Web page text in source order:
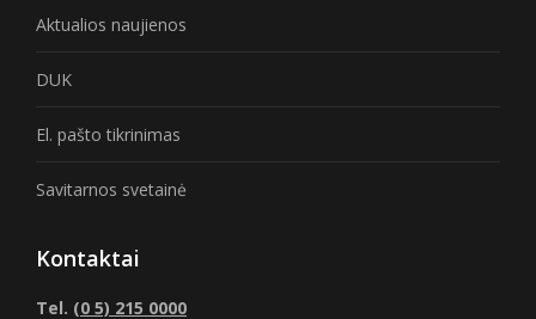
Aktualios naujienos
DUK
El. pašto tikrinimas
Savitarnos svetainė
Kontaktai
Tel. (0 5) 215 0000